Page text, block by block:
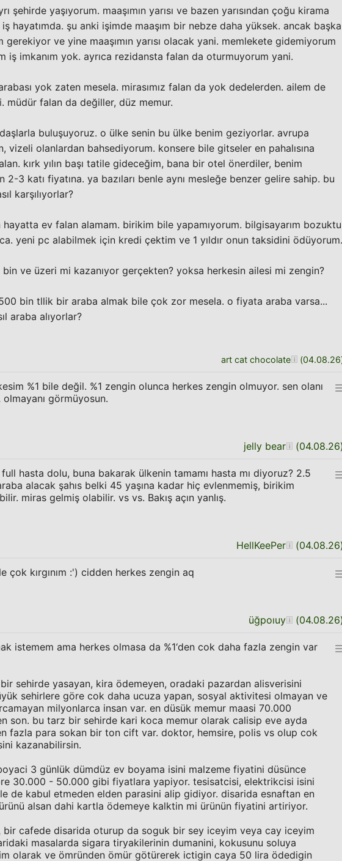
şehirde yaşıyorum. maaşımın yarısı ve bazen yarısından çoğu kirama
iş hayatımda. şu anki işimde maaşım bir nebze daha yüksek. ancak başka
gerekiyor ve yine maaşımın yarısı olacak yani. memlekete gidemiyorum
iş imkanım yok. ayrıca rezidansta falan da oturmuyorum yani.
yok zaten mesela. mirasımız falan da yok dedelerden. ailem de
müdür falan da değiller, düz memur.
buluşuyoruz. o ülke senin bu ülke benim geziyorlar. avrupa
vizeli olanlardan bahsediyorum. konsere bile gitseler en pahalısına
kırk yılın başı tatile gideceğim, bana bir otel önerdiler, benim
2-3 katı fiyatına. ya bazıları benle aynı mesleğe benzer gelire sahip. bu
karşılıyorlar?
hayatta ev falan alamam. birikim bile yapamıyorum. bilgisayarım bozuktu
yeni pc alabilmek için kredi çektim ve 1 yıldır onun taksidini ödüyorum.
ve üzeri mi kazanıyor gerçekten? yoksa herkesin ailesi mi zengin?
bin tllik bir araba almak bile çok zor mesela. o fiyata araba varsa...
araba alıyorlar?
art cat chocolate (04.08.26
%1 bile değil. %1 zengin olunca herkes zengin olmuyor. sen olanı
görmüyosun.
jelly bear (04.08.26
hasta dolu, buna bakarak ülkenin tamamı hasta mı diyoruz? 2.5
alacak şahıs belki 45 yaşına kadar hiç evlenmemiş, birikim
miras gelmiş olabilir. vs vs. Bakış açın yanlış.
HellKeePer (04.08.26
çok kırgınım :') cidden herkes zengin aq
üğpoıuy (04.08.26
istemem ama herkes olmasa da %1‘den cok daha fazla zengin var
sehirde yasayan, kira ödemeyen, oradaki pazardan alisverisini
sehirlere göre cok daha ucuza yapan, sosyal aktivitesi olmayan ve
milyonlarca insan var. en düsük memur maasi 70.000
son. bu tarz bir sehirde kari koca memur olarak calisip eve ayda
fazla para sokan bir ton cift var. doktor, hemsire, polis vs olup cok
kazanabilirsin.
3 günlük dümdüz ev boyama isini malzeme fiyatini düsünce
30.000 - 50.000 gibi fiyatlara yapiyor. tesisatcisi, elektrikcisi isini
de kabul etmeden elden parasini alip gidiyor. disarida esnaftan en
alsan dahi kartla ödemeye kalktin mi ürünün fiyatini artiriyor.
bir cafede disarida oturup da soguk bir sey iceyim veya cay iceyim
masalarda sigara tiryakilerinin dumanini, kokusunu soluya
olarak ve ömründen ömür götürerek ictigin caya 50 lira ödedigin